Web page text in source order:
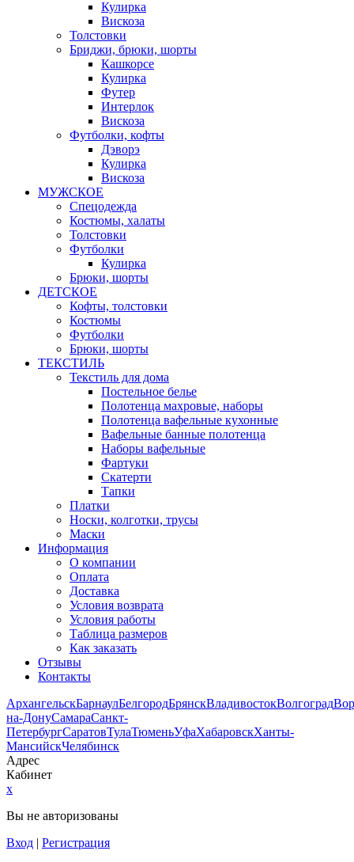
Кулирка
Вискоза
Толстовки
Бриджи, брюки, шорты
Кашкорсе
Кулирка
Футер
Интерлок
Вискоза
Футболки, кофты
Дэворэ
Кулирка
Вискоза
МУЖСКОЕ
Спецодежда
Костюмы, халаты
Толстовки
Футболки
Кулирка
Брюки, шорты
ДЕТСКОЕ
Кофты, толстовки
Костюмы
Футболки
Брюки, шорты
ТЕКСТИЛЬ
Текстиль для дома
Постельное белье
Полотенца махровые, наборы
Полотенца вафельные кухонные
Вафельные банные полотенца
Наборы вафельные
Фартуки
Скатерти
Тапки
Платки
Носки, колготки, трусы
Маски
Информация
О компании
Оплата
Доставка
Условия возврата
Условия работы
Таблица размеров
Как заказать
Отзывы
Контакты
АрхангельскБарнаулБелгородБрянскВладивостокВолгоград
на-ДонуСамараСанкт-
ПетербургСаратовТулаТюменьУфаХабаровскХанты-
МансийскЧелябинск
Адрес
Кабинет
x
Вы не авторизованы
Вход | Регистрация